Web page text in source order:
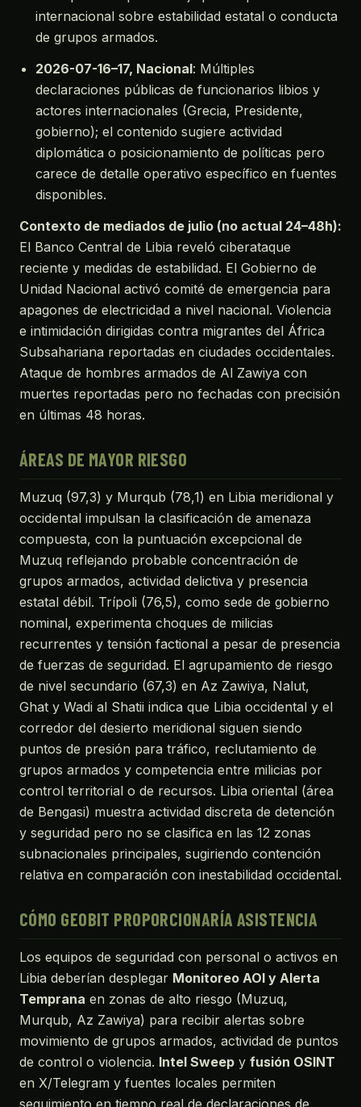
internacional sobre estabilidad estatal o conducta
de grupos armados.
2026-07-16–17, Nacional: Múltiples
declaraciones públicas de funcionarios libios y
actores internacionales (Grecia, Presidente,
gobierno); el contenido sugiere actividad
diplomática o posicionamiento de políticas pero
carece de detalle operativo específico en fuentes
disponibles.
Contexto de mediados de julio (no actual 24–48h):
El Banco Central de Libia reveló ciberataque
reciente y medidas de estabilidad. El Gobierno de
Unidad Nacional activó comité de emergencia para
apagones de electricidad a nivel nacional. Violencia
e intimidación dirigidas contra migrantes del África
Subsahariana reportadas en ciudades occidentales.
Ataque de hombres armados de Al Zawiya con
muertes reportadas pero no fechadas con precisión
en últimas 48 horas.
ÁREAS DE MAYOR RIESGO
Muzuq (97,3) y Murqub (78,1) en Libia meridional y
occidental impulsan la clasificación de amenaza
compuesta, con la puntuación excepcional de
Muzuq reflejando probable concentración de
grupos armados, actividad delictiva y presencia
estatal débil. Trípoli (76,5), como sede de gobierno
nominal, experimenta choques de milicias
recurrentes y tensión factional a pesar de presencia
de fuerzas de seguridad. El agrupamiento de riesgo
de nivel secundario (67,3) en Az Zawiya, Nalut,
Ghat y Wadi al Shatii indica que Libia occidental y el
corredor del desierto meridional siguen siendo
puntos de presión para tráfico, reclutamiento de
grupos armados y competencia entre milicias por
control territorial o de recursos. Libia oriental (área
de Bengasi) muestra actividad discreta de detención
y seguridad pero no se clasifica en las 12 zonas
subnacionales principales, sugiriendo contención
relativa en comparación con inestabilidad occidental.
CÓMO GEOBIT PROPORCIONARÍA ASISTENCIA
Los equipos de seguridad con personal o activos en
Libia deberían desplegar Monitoreo AOI y Alerta
Temprana en zonas de alto riesgo (Muzuq,
Murqub, Az Zawiya) para recibir alertas sobre
movimiento de grupos armados, actividad de puntos
de control o violencia. Intel Sweep y fusión OSINT
en X/Telegram y fuentes locales permiten
seguimiento en tiempo real de declaraciones de